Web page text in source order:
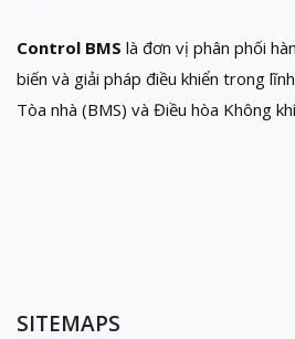
Control BMS là đơn vị phân phối
biến và giải pháp điều khiển trong
Tòa nhà (BMS) và Điều hòa Không
SITEMAPS